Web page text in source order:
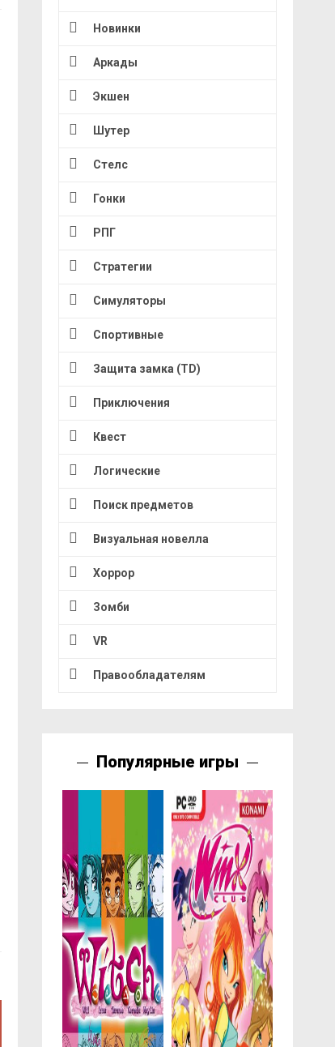
Новинки
Аркады
Экшен
Шутер
Стелс
Гонки
РПГ
Стратегии
Симуляторы
Спортивные
Защита замка (TD)
Приключения
Квест
Логические
Поиск предметов
Визуальная новелла
Хоррор
Зомби
VR
Правообладателям
Популярные игры